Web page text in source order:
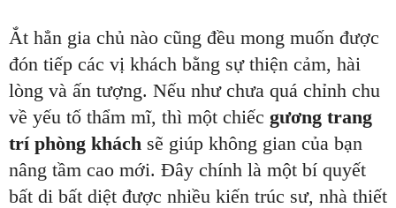
Ắt hẳn gia chủ nào cũng đều mong muốn được
đón tiếp các vị khách bằng sự thiện cảm, hài
lòng và ấn tượng. Nếu như chưa quá chỉnh chu
về yếu tố thẩm mĩ, thì một chiếc gương trang
trí phòng khách sẽ giúp không gian của bạn
nâng tầm cao mới. Đây chính là một bí quyết
bất di bất diệt được nhiều kiến trúc sư, nhà thiết